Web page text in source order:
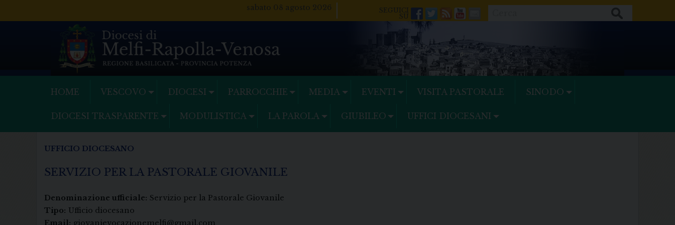
sabato 08 agosto 2026
Facebook
Twitter
FeedsYoutube
Mail
HOME VESCOVO DIOCESI PARROCCHIE MEDIA EVENTI VISITA PASTORALE SINODO
DIOCESI TRASPARENTE MODULISTICA LA PAROLA GIUBILEO UFFICI DIOCESANI
UFFICIO DIOCESANO
SERVIZIO PER LA PASTORALE GIOVANILE
Denominazione ufficiale: Servizio per la Pastorale Giovanile
Tipo: Ufficio diocesano
Email: giovanievocazionemelfi@gmail.com